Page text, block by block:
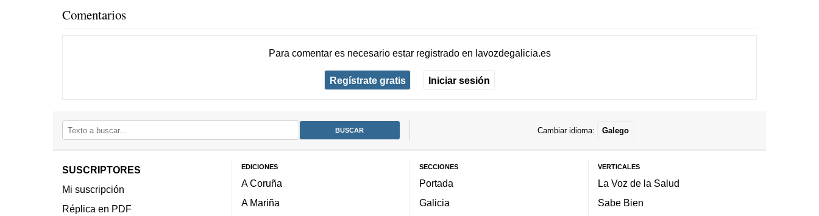
Comentarios
Para comentar es necesario estar registradoen lavozdegalicia.es
Regístrate gratis Iniciar sesión
Cambiar idioma: Galego
SUSCRIPTORES
Mi suscripción
Réplica en PDF
EDICIONES
A Coruña
A Mariña
SECCIONES
Portada
Galicia
VERTICALES
La Voz de la Salud
Sabe Bien